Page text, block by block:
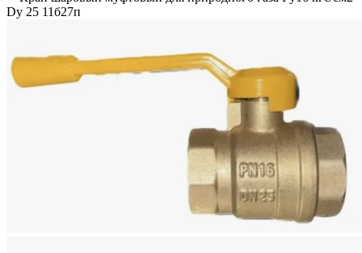
Dy 25 11б27п